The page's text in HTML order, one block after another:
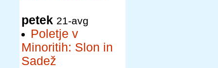
petek 21-avg
Poletje v
Minoritih: Slon in
Sadež